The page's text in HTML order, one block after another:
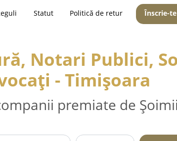
Statut Politică de retur Înscrie-te
Notari Publici,
- Timişoara
premiate de